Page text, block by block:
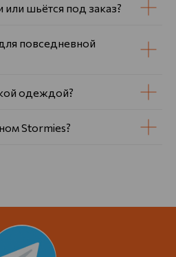
шьётся под заказ?
повседневной
одеждой?
Stormies?